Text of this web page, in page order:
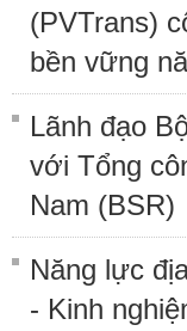
(PVTrans)
bền vững
Lãnh đạo
với Tổng
Nam (BSR)
Năng lực
- Kinh